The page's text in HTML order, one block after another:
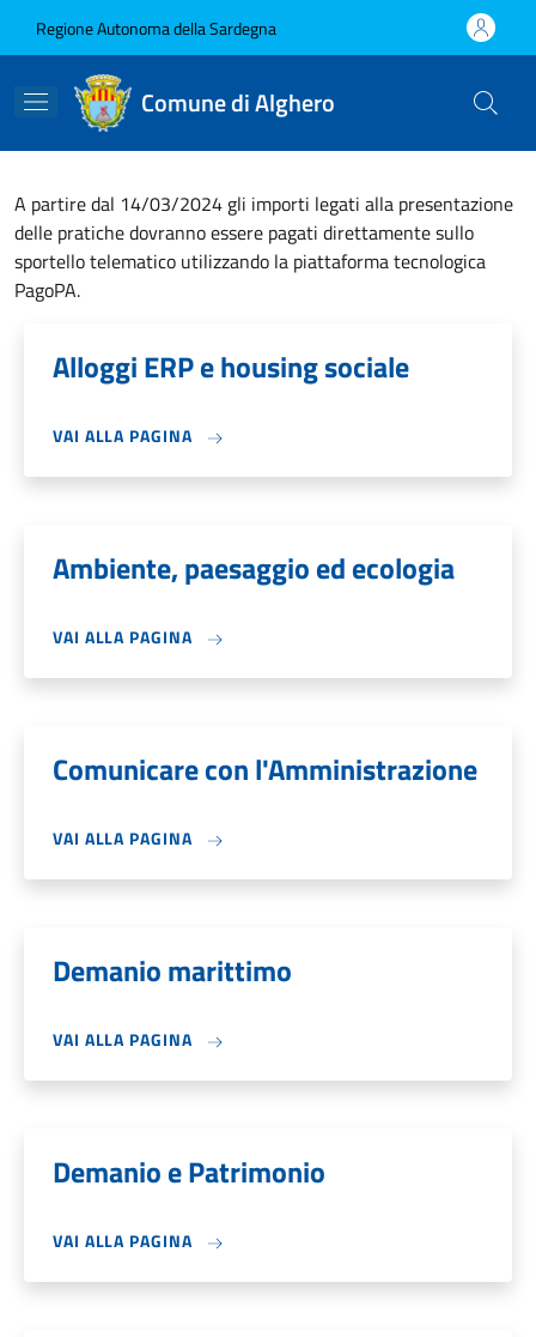
Regione Autonoma della Sardegna
Comune di Alghero
A partire dal 14/03/2024 gli importi legati alla presentazione
delle pratiche dovranno essere pagati direttamente sullo
sportello telematico utilizzando la piattaforma tecnologica
PagoPA.
Alloggi ERP e housing sociale
VAI ALLA PAGINA
Ambiente, paesaggio ed ecologia
VAI ALLA PAGINA
Comunicare con l'Amministrazione
VAI ALLA PAGINA
Demanio marittimo
VAI ALLA PAGINA
Demanio e Patrimonio
VAI ALLA PAGINA